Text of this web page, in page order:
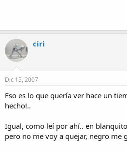
ciri
Dic 15, 2007
Eso es lo que quería ver hace un
hecho!..
Igual, como leí por ahí.. en
pero no me voy a quejar, negro me